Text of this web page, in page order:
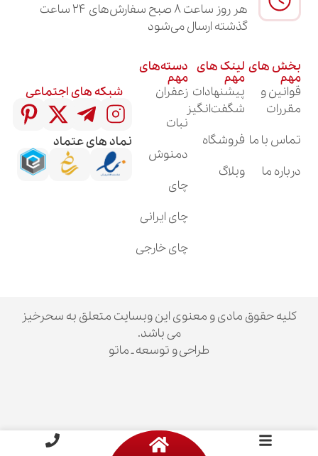
هر روز ساعت ۸ صبح سفارش‌های ۲۴ ساعت
گذشته ارسال می‌شود
لینک های
مهم
پیشنهادات
شگفت‌انگیز
فروشگاه
وبلاگ
دسته‌های
مهم
زعفران
شبکه های اجتماعی
نماد های عتماد
مادی و معنوی این وبسایت متعلق به سحرخیز
طراحی و توسعه ـ ماتو